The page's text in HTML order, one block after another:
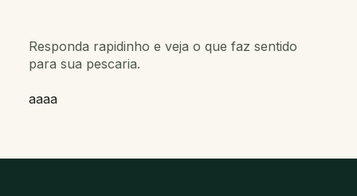
Responda rapidinho e veja o que faz sentido
para sua pescaria.
aaaa